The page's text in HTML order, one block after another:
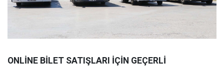
ONLİNE BİLET SATIŞLARI İÇİN GEÇERLİ